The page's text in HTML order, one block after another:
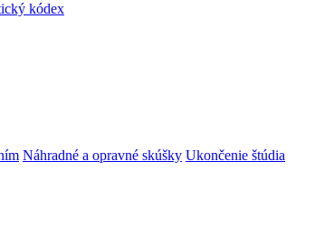
kódex
Náhradné a opravné skúšky Ukončenie štúdia